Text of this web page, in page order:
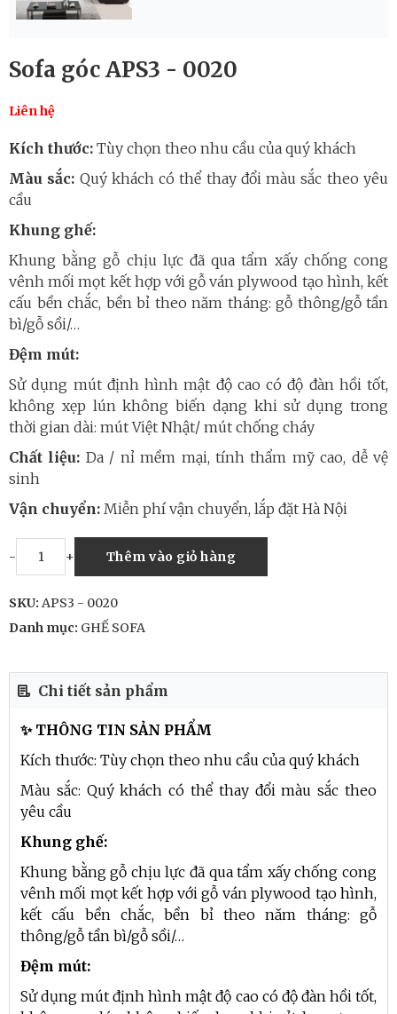
Sofa góc APS3 - 0020
Liên hệ
Kích thước: Tùy chọn theo nhu cầu của quý khách
Màu sắc: Quý khách có thể thay đổi màu sắc theo yêu
cầu
Khung ghế:
Khung bằng gỗ chịu lực đã qua tẩm xấy chống cong
vênh mối mọt kết hợp với gỗ ván plywood tạo hình, kết
cấu bền chắc, bền bỉ theo năm tháng: gỗ thông/gỗ tần
bì/gỗ sồi/…
Đệm mút:
Sử dụng mút định hình mật độ cao có độ đàn hồi tốt,
không xẹp lún không biến dạng khi sử dụng trong
thời gian dài: mút Việt Nhật/ mút chống cháy
Chất liệu: Da / nỉ mềm mại, tính thẩm mỹ cao, dễ vệ
sinh
Vận chuyển: Miễn phí vận chuyển, lắp đặt Hà Nội
- + Thêm vào giỏ hàng
SKU: APS3 - 0020
Danh mục: GHẾ SOFA
Chi tiết sản phẩm
✨ THÔNG TIN SẢN PHẨM
Kích thước: Tùy chọn theo nhu cầu của quý khách
Màu sắc: Quý khách có thể thay đổi màu sắc theo
yêu cầu
Khung ghế:
Khung bằng gỗ chịu lực đã qua tẩm xấy chống cong
vênh mối mọt kết hợp với gỗ ván plywood tạo hình,
kết cấu bền chắc, bền bỉ theo năm tháng: gỗ
thông/gỗ tần bì/gỗ sồi/…
Đệm mút:
Sử dụng mút định hình mật độ cao có độ đàn hồi tốt,